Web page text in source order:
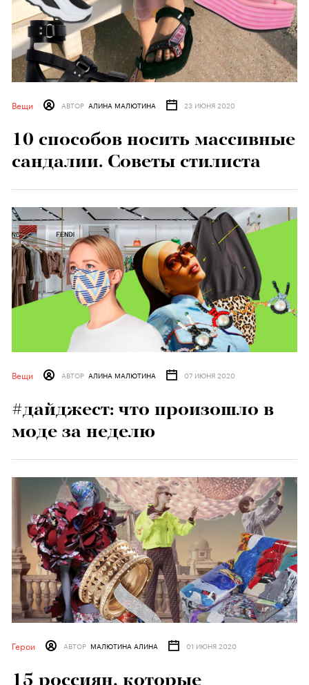
Вещи АВТОР АЛИНА МАЛЮТИНА 23 ИЮНЯ 2020
10 способов носить массивные
сандалии. Советы стилиста
Вещи АВТОР АЛИНА МАЛЮТИНА 07 ИЮНЯ 2020
#дайджест: что произошло в
моде за неделю
Герои АВТОР МАЛЮТИНА АЛИНА 01 ИЮНЯ 2020
15 россиян, которые